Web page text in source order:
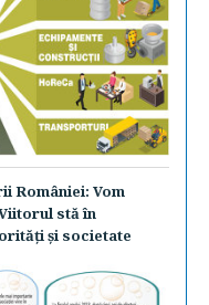
României: Vom
stă în
şi societate